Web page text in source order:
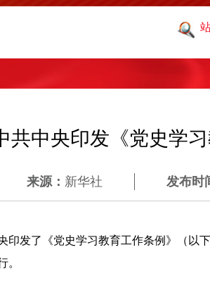
共中央印发《党史学习
来源： 新华社 发布时
发了《党史学习教育工作条例》（以
。